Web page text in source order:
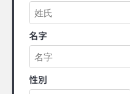
名字
性別